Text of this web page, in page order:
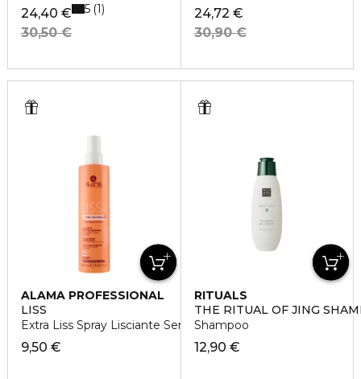
24,40 €
30,50 €
5 1
24,72 €
30,90 €
ALAMA PROFESSIONAL
LISS
Extra Liss Spray Lisciante Senza Risciacquo
9,50 €
RITUALS
THE RITUAL OF JING
Shampoo
12,90 €